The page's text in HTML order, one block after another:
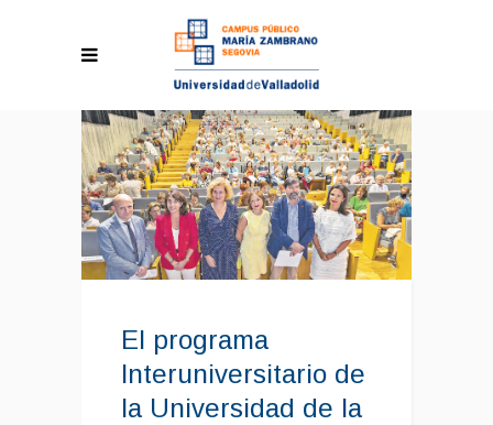
El programa
Interuniversitario de
la Universidad de la